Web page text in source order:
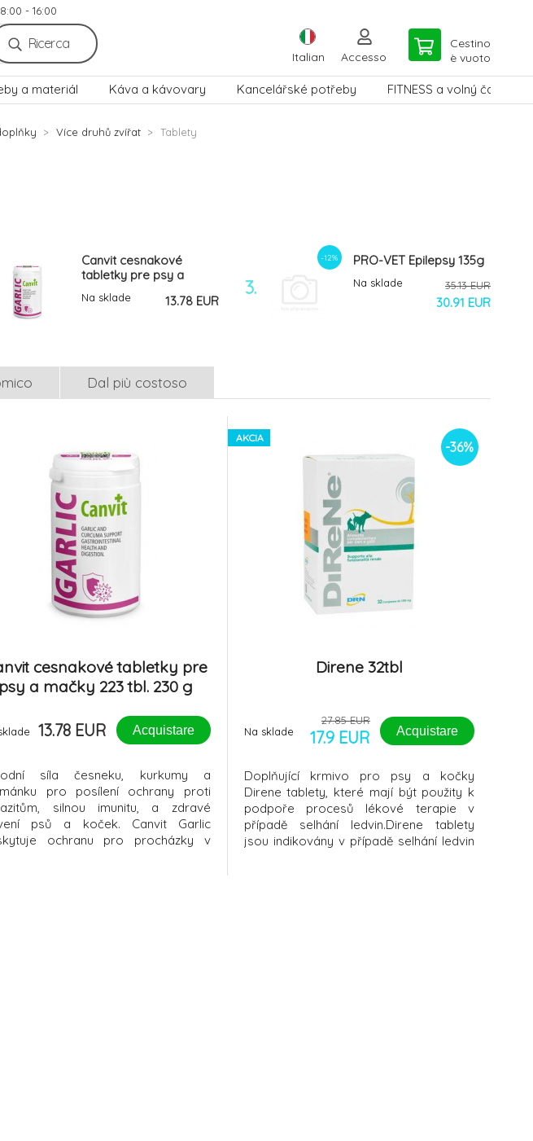
8:00 - 16:00
Ricerca
Italian Accesso
Cestino
è vuoto
a materiál Káva a kávovary Kancelářské potřeby FITNESS a volný čas
Více druhů zvířat Tablety
Canvit cesnakové
tabletky pre psy a
mačky 223 tbl. 230 g
Na sklade 13.78 EUR
3.
-12% PRO-VET Epilepsy 135g
Na sklade 35.13 EUR
30.91 EUR
Dal più costoso
cesnakové tabletky pre
psy a mačky 223 tbl. 230 g
13.78 EUR Acquistare
síla česneku, kurkumy a
pro posílení ochrany proti
silnou imunitu, a zdravé
psů a koček. Canvit Garlic
ochranu pro procházky v
AKCIA
-36%
Direne 32tbl
Na sklade
27.85 EUR
17.9 EUR Acquistare
Doplňující krmivo pro psy a kočky
Direne tablety, které mají být použity k
podpoře procesů lékové terapie v
případě selhání ledvin.Direne tablety
jsou indikovány v případě selhání ledvin